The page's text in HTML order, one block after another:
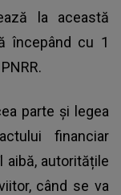
la această
începând cu 1
parte și legea
financiar
autoritățile
când se va